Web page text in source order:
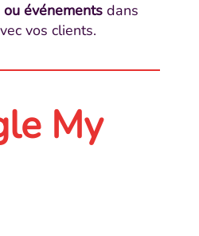
événements dans
vos clients.
My